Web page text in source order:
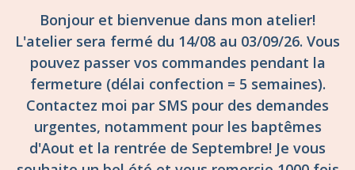
Bonjour et bienvenue dans mon atelier!
L'atelier sera fermé du 14/08 au 03/09/26. Vous
pouvez passer vos commandes pendant la
fermeture (délai confection = 5 semaines).
Contactez moi par SMS pour des demandes
urgentes, notamment pour les baptêmes
d'Aout et la rentrée de Septembre! Je vous